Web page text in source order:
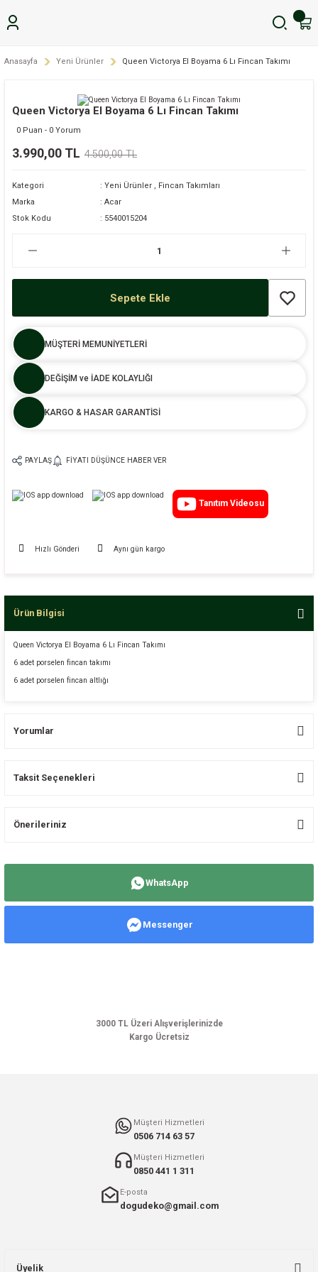
Anasayfa Yeni Ürünler Queen Victorya El Boyama 6 Lı Fincan Takımı
Queen Victorya El Boyama 6 Lı Fincan Takımı
0 Puan - 0 Yorum
3.990,00 TL 4.500,00 TL
Kategori Yeni Ürünler , Fincan Takımları
Marka
Acar
Stok Kodu
5540015204
Sepete Ekle
MÜŞTERİ MEMUNİYETLERİ
DEĞİŞİM ve İADE KOLAYLIĞI
KARGO & HASAR GARANTİSİ
PAYLAŞ FIYATI DÜŞÜNCE HABER VER
Tanıtım Videosu
Hızlı Gönderi Aynı gün kargo
Ürün Bilgisi
Queen Victorya El Boyama 6 Lı Fincan Takımı
6 adet porselen fincan takımı
6 adet porselen fincan altlığı
Yorumlar
Taksit Seçenekleri
Önerileriniz
Ürün resmi kalitesiz, bozuk veya görüntülenemiyor.
WhatsApp
Messenger
3000 TL Üzeri Alışverişlerinizde
Kargo Ücretsiz
Müşteri Hizmetleri
0506 714 63 57
Müşteri Hizmetleri
0850 441 1 311
E-posta
dogudeko@gmail.com
Üyelik